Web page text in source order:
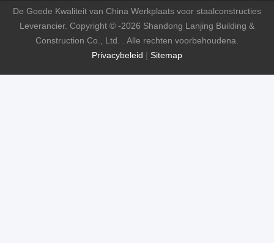
Privacybeleid | Sitemap
De Goede Kwaliteit van China Werkplaats voor staalconstructies
Leverancier. Copyright © -2026 Shandong Lanjing Building &
Construction Co., Ltd. . Alle rechten voorbehoudena.